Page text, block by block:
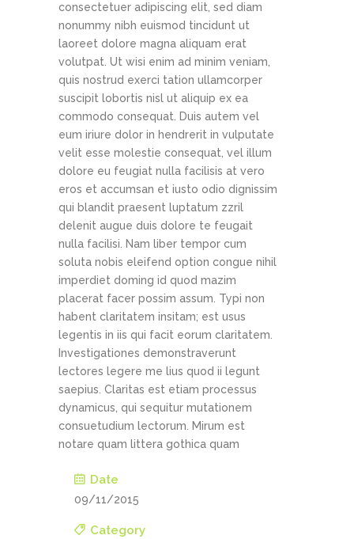
consectetuer adipiscing elit, sed diam
nonummy nibh euismod tincidunt ut
laoreet dolore magna aliquam erat
volutpat. Ut wisi enim ad minim veniam,
quis nostrud exerci tation ullamcorper
suscipit lobortis nisl ut aliquip ex ea
commodo consequat. Duis autem vel
eum iriure dolor in hendrerit in vulputate
velit esse molestie consequat, vel illum
dolore eu feugiat nulla facilisis at vero
eros et accumsan et iusto odio dignissim
qui blandit praesent luptatum zzril
delenit augue duis dolore te feugait
nulla facilisi. Nam liber tempor cum
soluta nobis eleifend option congue nihil
imperdiet doming id quod mazim
placerat facer possim assum. Typi non
habent claritatem insitam; est usus
legentis in iis qui facit eorum claritatem.
Investigationes demonstraverunt
lectores legere me lius quod ii legunt
saepius. Claritas est etiam processus
dynamicus, qui sequitur mutationem
consuetudium lectorum. Mirum est
notare quam littera gothica quam
Date
09/11/2015
Category